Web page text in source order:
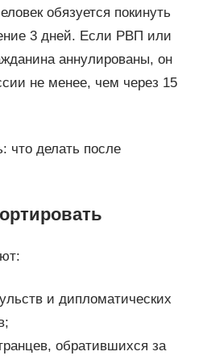
обязуется покинуть
3 дней. Если РВП или
аннулированы, он
не менее, чем через 15
что делать после
и дипломатических
обратившихся за